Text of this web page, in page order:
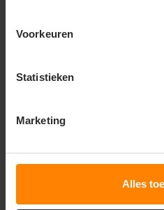
Voorkeuren
Statistieken
Marketing
Alles
Geslacht:
manchetten en een
verhoogde zichtbaarheid
Gebruik een